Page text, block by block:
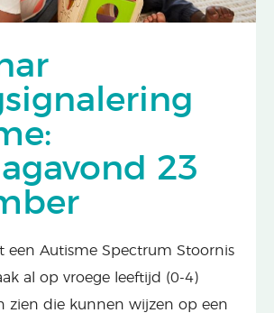
23
een Autisme Spectrum Stoornis
al op vroege leeftijd (0-4)
zien die kunnen wijzen op een